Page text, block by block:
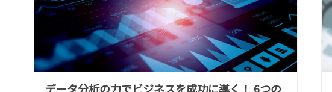
データ分析の力でビジネスを成功に導く！ 6つの